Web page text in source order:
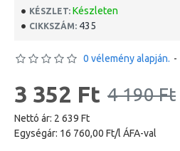
KÉSZLET: Készleten
CIKKSZÁM: 435
0 vélemény alapján. -
3 352 Ft 4 190 Ft
Nettó ár: 2 639 Ft
Egységár: 16 760,00 Ft/l ÁFA-val